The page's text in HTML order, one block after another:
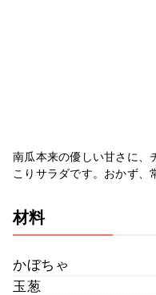
南瓜本来の優しい甘さに、
こりサラダです。おかず、
材料
かぼちゃ
玉葱